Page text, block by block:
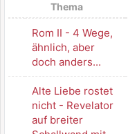
Thema
Rom II - 4 Wege,
ähnlich, aber
doch anders...
Alte Liebe rostet
nicht - Revelator
auf breiter